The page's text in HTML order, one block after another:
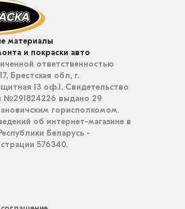
материалы
и покраски авто
ответственностью
Брестская обл, г.
13 оф.1. Свидетельство
№291824226 выдано 29
горисполкомом.
об интернет-магазине в
Беларусь -
576340.